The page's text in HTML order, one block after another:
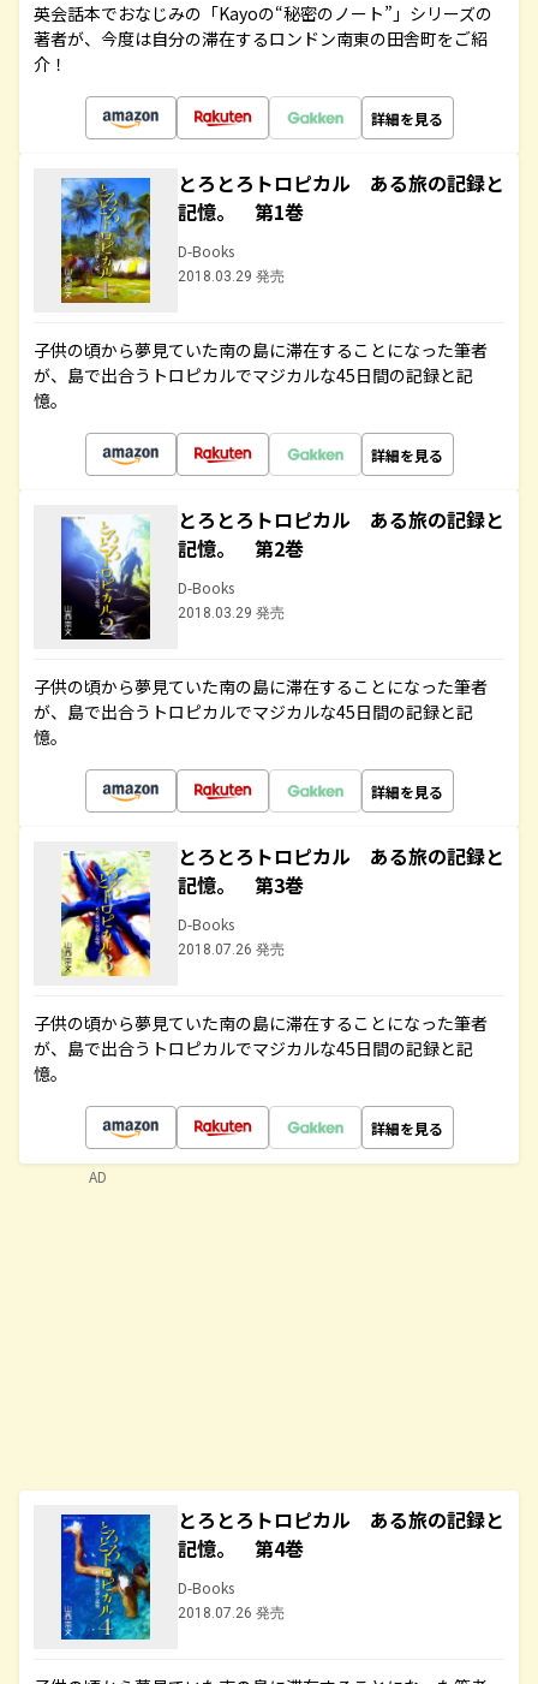
英会話本でおなじみの「Kayoの“秘密のノート”」シリーズの
著者が、今度は自分の滞在するロンドン南東の田舎町をご紹
介！
詳細を見る
とろとろトロピカル ある旅の記録と
記憶。 第1巻
D-Books
2018.03.29 発売
子供の頃から夢見ていた南の島に滞在することになった筆者
が、島で出合うトロピカルでマジカルな45日間の記録と記
憶。
詳細を見る
とろとろトロピカル ある旅の記録と
記憶。 第2巻
D-Books
2018.03.29 発売
子供の頃から夢見ていた南の島に滞在することになった筆者
が、島で出合うトロピカルでマジカルな45日間の記録と記
憶。
詳細を見る
とろとろトロピカル ある旅の記録と
記憶。 第3巻
D-Books
2018.07.26 発売
子供の頃から夢見ていた南の島に滞在することになった筆者
が、島で出合うトロピカルでマジカルな45日間の記録と記
憶。
詳細を見る
とろとろトロピカル ある旅の記録と
記憶。 第4巻
D-Books
2018.07.26 発売
AD